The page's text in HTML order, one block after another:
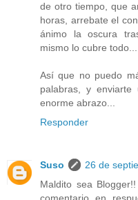
de otro tiempo, que
horas, arrebate el
ánimo la oscura
mismo lo cubre todo...
Así que no puedo
palabras, y enviarte
enorme abrazo...
Responder
Suso
26 de
Maldito sea